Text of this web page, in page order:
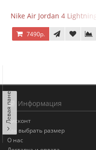
Nike Air Jordan 4 Lightning
7490р.
Информация
Дисконт
Как выбрать размер
О нас
Левая панель